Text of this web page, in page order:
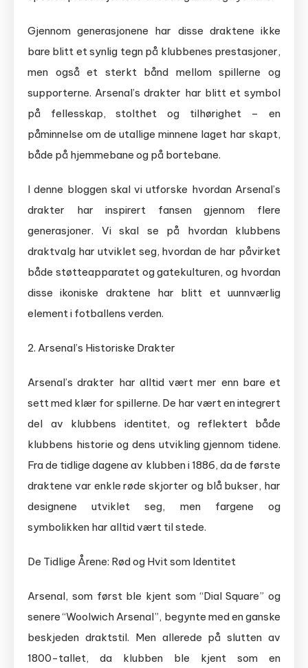
Gjennom generasjonene har disse draktene ikke
bare blitt et synlig tegn på klubbenes prestasjoner,
men også et sterkt bånd mellom spillerne og
supporterne. Arsenal’s drakter har blitt et symbol
på fellesskap, stolthet og tilhørighet – en
påminnelse om de utallige minnene laget har skapt,
både på hjemmebane og på bortebane.
I denne bloggen skal vi utforske hvordan Arsenal’s
drakter har inspirert fansen gjennom flere
generasjoner. Vi skal se på hvordan klubbens
draktvalg har utviklet seg, hvordan de har påvirket
både støtteapparatet og gatekulturen, og hvordan
disse ikoniske draktene har blitt et uunnværlig
element i fotballens verden.
2. Arsenal’s Historiske Drakter
Arsenal’s drakter har alltid vært mer enn bare et
sett med klær for spillerne. De har vært en integrert
del av klubbens identitet, og reflektert både
klubbens historie og dens utvikling gjennom tidene.
Fra de tidlige dagene av klubben i 1886, da de første
draktene var enkle røde skjorter og blå bukser, har
designene utviklet seg, men fargene og
symbolikken har alltid vært til stede.
De Tidlige Årene: Rød og Hvit som Identitet
Arsenal, som først ble kjent som “Dial Square” og
senere “Woolwich Arsenal”, begynte med en ganske
beskjeden draktstil. Men allerede på slutten av
1800-tallet, da klubben ble kjent som en